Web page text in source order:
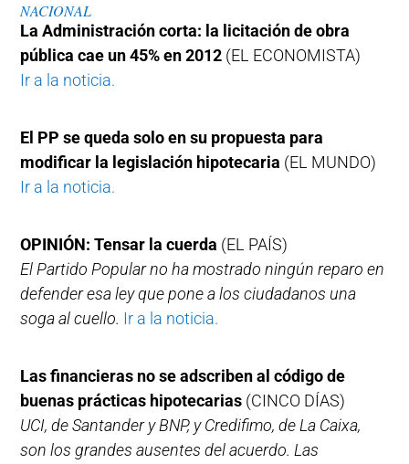
NACIONAL
La Administración corta: la licitación de obra
pública cae un 45% en 2012 (EL ECONOMISTA)
Ir a la noticia.
El PP se queda solo en su propuesta para
modificar la legislación hipotecaria (EL MUNDO)
Ir a la noticia.
OPINIÓN: Tensar la cuerda (EL PAÍS)
El Partido Popular no ha mostrado ningún reparo en
defender esa ley que pone a los ciudadanos una
soga al cuello. Ir a la noticia.
Las financieras no se adscriben al código de
buenas prácticas hipotecarias (CINCO DÍAS)
UCI, de Santander y BNP, y Credifimo, de La Caixa,
son los grandes ausentes del acuerdo. Las